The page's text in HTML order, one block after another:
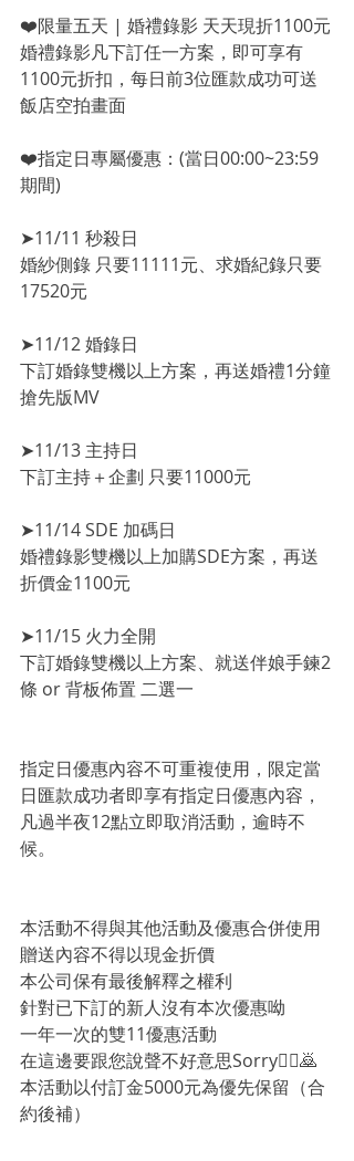
❤️限量五天 | 婚禮錄影 天天現折1100元
婚禮錄影凡下訂任一方案，即可享有
1100元折扣，每日前3位匯款成功可送
飯店空拍畫面
❤️指定日專屬優惠：(當日00:00~23:59
期間)
➤11/11 秒殺日
婚紗側錄 只要11111元、求婚紀錄只要
17520元
➤11/12 婚錄日
下訂婚錄雙機以上方案，再送婚禮1分鐘
搶先版MV
➤11/13 主持日
下訂主持＋企劃 只要11000元
➤11/14 SDE 加碼日
婚禮錄影雙機以上加購SDE方案，再送
折價金1100元
➤11/15 火力全開
下訂婚錄雙機以上方案、就送伴娘手鍊2
條 or 背板佈置 二選一
指定日優惠內容不可重複使用，限定當
日匯款成功者即享有指定日優惠內容，
凡過半夜12點立即取消活動，逾時不
候。
本活動不得與其他活動及優惠合併使用
贈送內容不得以現金折價
本公司保有最後解釋之權利
針對已下訂的新人沒有本次優惠呦
一年一次的雙11優惠活動
在這邊要跟您說聲不好意思Sorry🙇‍♀️🙇
本活動以付訂金5000元為優先保留（合
約後補）